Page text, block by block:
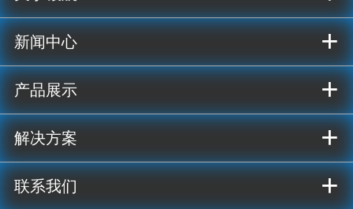
新闻中心 +
产品展示 +
解决方案 +
联系我们 +